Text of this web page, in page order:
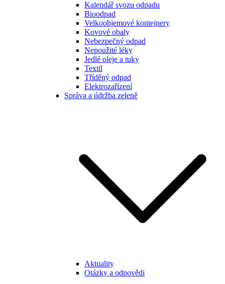
Kalendář svozu odpadu
Bioodpad
Velkoobjemové kontejnery
Kovové obaly
Nebezpečný odpad
Nepoužité léky
Jedlé oleje a tuky
Textil
Tříděný odpad
Elektrozařízení
Správa a údržba zeleně
Aktuality
Otázky a odpovědi